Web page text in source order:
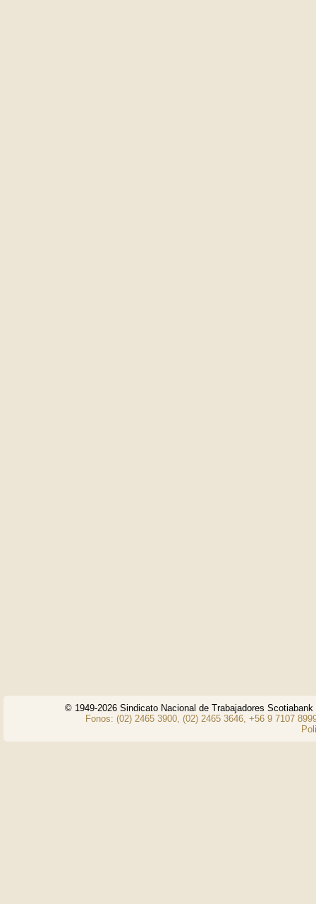
© 1949-2026 Sindicato Nacional de Trabajadores
Fonos: (02) 2465 3900, (02) 2465 3646, +56 9 7107